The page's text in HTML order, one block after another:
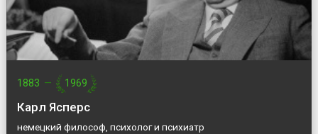
1883 — 1969
Карл Ясперс
немецкий философ, психолог и психиатр